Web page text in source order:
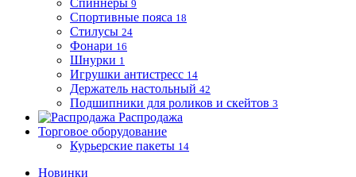
Спиннеры 9
Спортивные пояса 18
Стилусы 24
Фонари 16
Шнурки 1
Игрушки антистресс 14
Держатель настольный 42
Подшипники для роликов и скейтов 3
Распродажа
Торговое оборудование
Курьерские пакеты 14
Новинки